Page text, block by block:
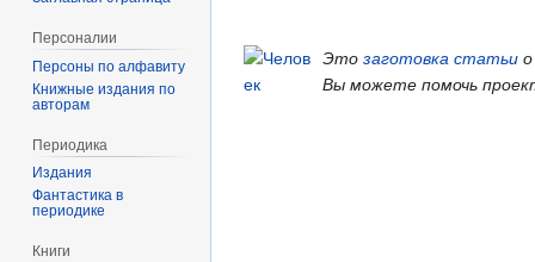
к
навигации
к
поиску
Это заготовка статьи
Вы можете помочь
Персоналии
Персоны по алфавиту
Книжные издания по
авторам
Периодика
Издания
Фантастика в
периодике
Книги